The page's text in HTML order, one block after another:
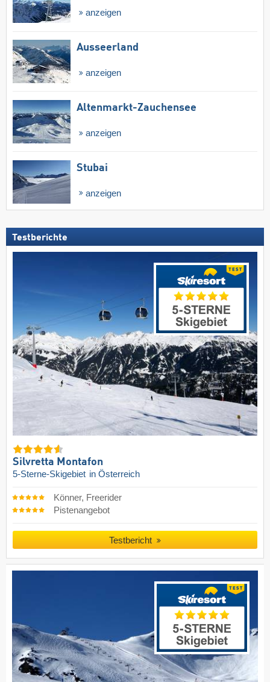
anzeigen
Ausseerland
anzeigen
Altenmarkt-Zauchensee
anzeigen
Stubai
anzeigen
Testberichte
Silvretta Montafon
5-Sterne-Skigebiet in Österreich
Könner, Freerider
Pistenangebot
Testbericht